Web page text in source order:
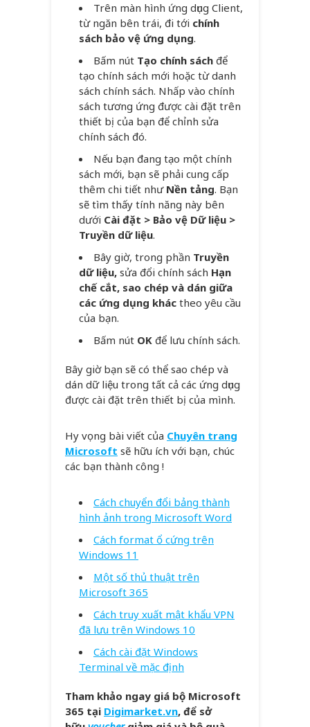
Trên màn hình ứng dụng Client,
từ ngăn bên trái, đi tới chính
sách bảo vệ ứng dụng.
Bấm nút Tạo chính sách để
tạo chính sách mới hoặc từ danh
sách chính sách. Nhấp vào chính
sách tương ứng được cài đặt trên
thiết bị của bạn để chỉnh sửa
chính sách đó.
Nếu bạn đang tạo một chính
sách mới, bạn sẽ phải cung cấp
thêm chi tiết như Nền tảng. Bạn
sẽ tìm thấy tính năng này bên
dưới Cài đặt > Bảo vệ Dữ liệu >
Truyền dữ liệu.
Bây giờ, trong phần Truyền
dữ liệu, sửa đổi chính sách Hạn
chế cắt, sao chép và dán giữa
các ứng dụng khác theo yêu cầu
của bạn.
Bấm nút OK để lưu chính sách.
Bây giờ bạn sẽ có thể sao chép và
dán dữ liệu trong tất cả các ứng dụng
được cài đặt trên thiết bị của mình.
Hy vọng bài viết của Chuyên trang
Microsoft sẽ hữu ích với bạn, chúc
các bạn thành công !
Cách chuyển đổi bảng thành
hình ảnh trong Microsoft Word
Cách format ổ cứng trên
Windows 11
Một số thủ thuật trên
Microsoft 365
Cách truy xuất mật khẩu VPN
đã lưu trên Windows 10
Cách cài đặt Windows
Terminal về mặc định
Tham khảo ngay giá bộ Microsoft
365 tại Digimarket.vn, để sở